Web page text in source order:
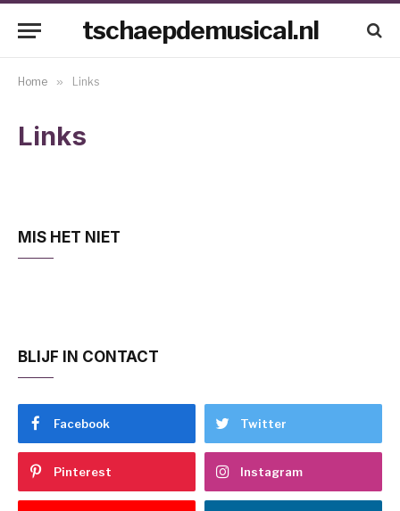
tschaepdemusical.nl
Home » Links
Links
MIS HET NIET
BLIJF IN CONTACT
Facebook Twitter
Pinterest Instagram